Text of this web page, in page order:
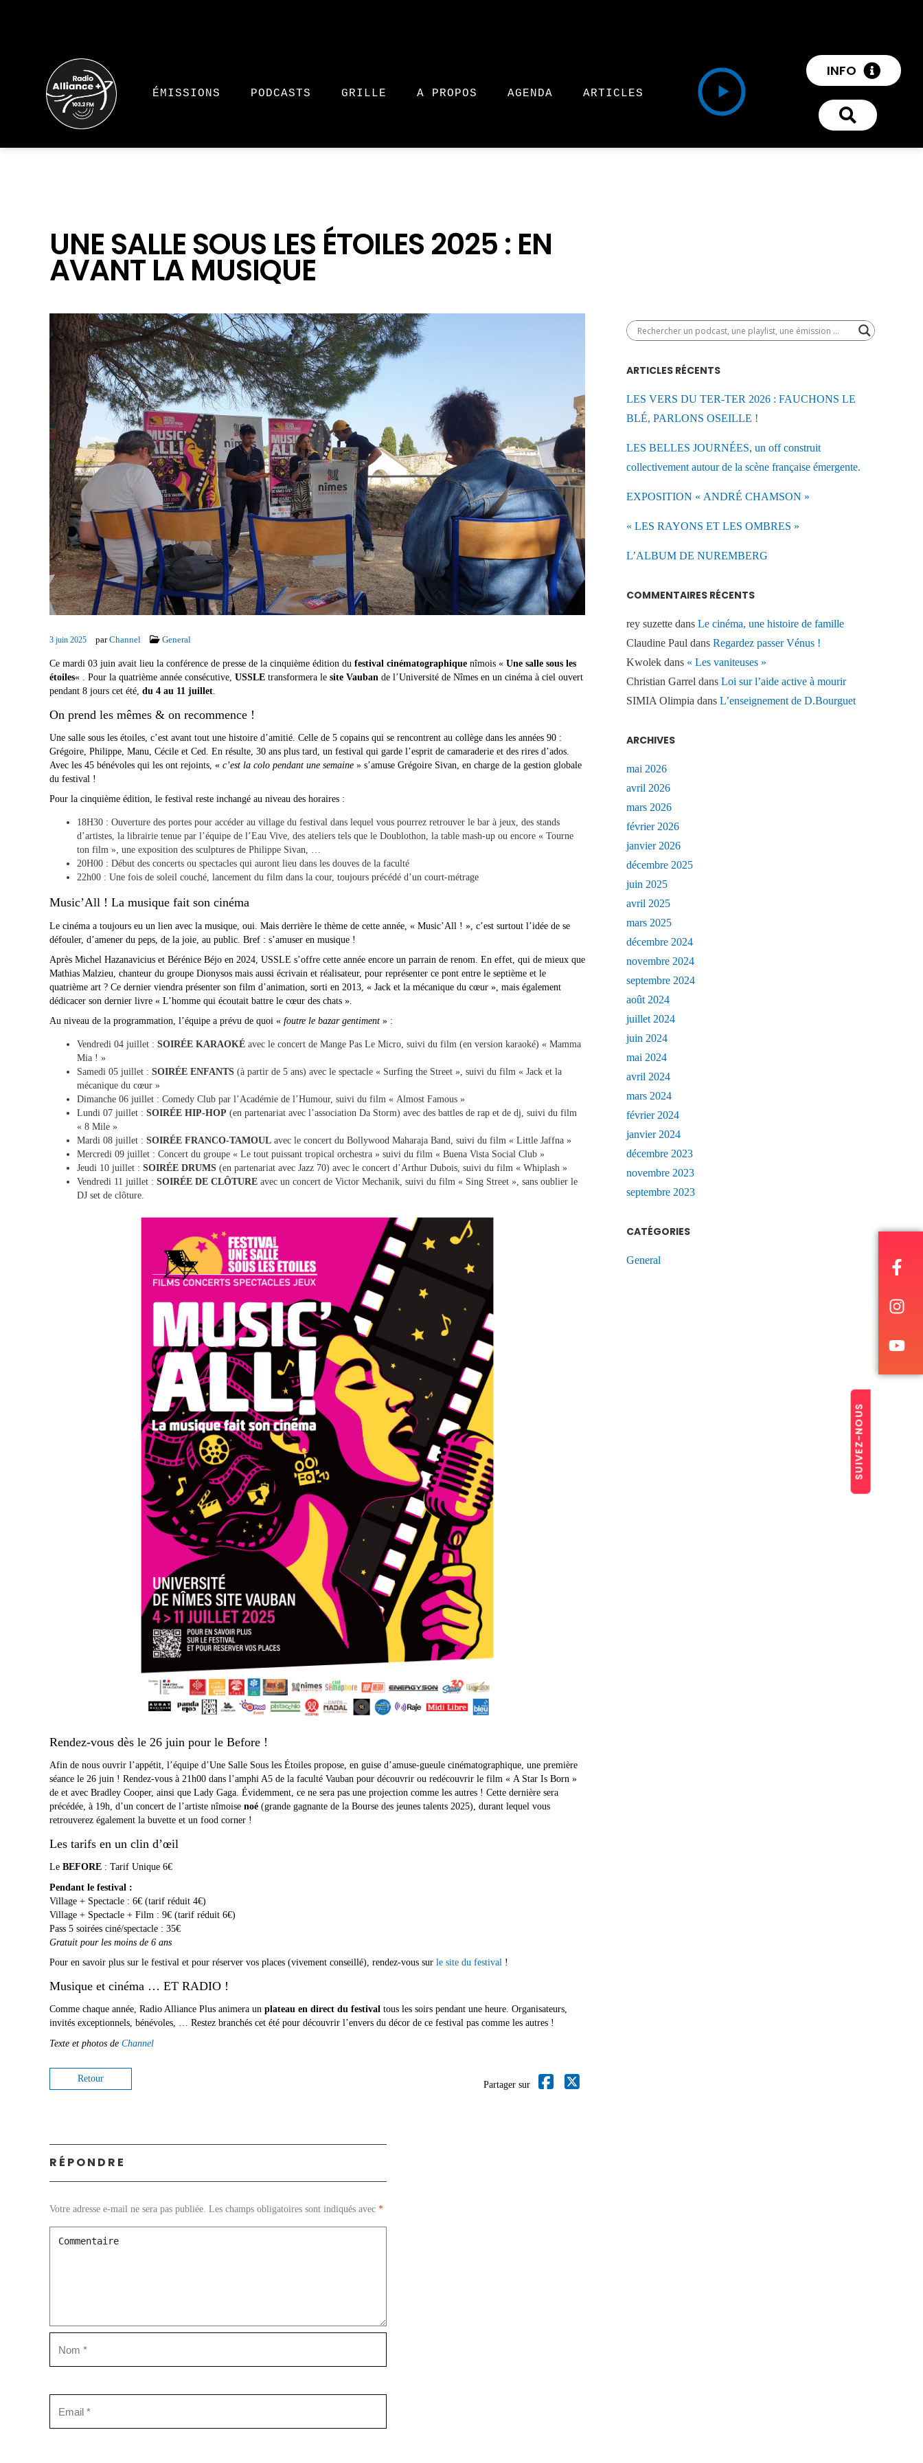
ÉMISSIONS PODCASTS GRILLE A PROPOS AGENDA ARTICLES
INFO
SUIVEZ-NOUS
UNE SALLE SOUS LES ÉTOILES 2025 : EN
AVANT LA MUSIQUE
3 juin 2025 parChannel General
Ce mardi 03 juin avait lieu la conférence de presse de la cinquième édition du festival cinématographique nîmois « Une salle sous les
étoiles« . Pour la quatrième année consécutive, USSLE transformera le site Vauban de l’Université de Nîmes en un cinéma à ciel ouvert
pendant 8 jours cet été, du 4 au 11 juillet.
On prend les mêmes & on recommence !
Une salle sous les étoiles, c’est avant tout une histoire d’amitié. Celle de 5 copains qui se rencontrent au collège dans les années 90 :
Grégoire, Philippe, Manu, Cécile et Ced. En résulte, 30 ans plus tard, un festival qui garde l’esprit de camaraderie et des rires d’ados.
Avec les 45 bénévoles qui les ont rejoints, « c’est la colo pendant une semaine » s’amuse Grégoire Sivan, en charge de la gestion globale
du festival !
Pour la cinquième édition, le festival reste inchangé au niveau des horaires :
18H30 : Ouverture des portes pour accéder au village du festival dans lequel vous pourrez retrouver le bar à jeux, des stands
d’artistes, la librairie tenue par l’équipe de l’Eau Vive, des ateliers tels que le Doublothon, la table mash-up ou encore « Tourne
ton film », une exposition des sculptures de Philippe Sivan, …
20H00 : Début des concerts ou spectacles qui auront lieu dans les douves de la faculté
22h00 : Une fois de soleil couché, lancement du film dans la cour, toujours précédé d’un court-métrage
Music’All ! La musique fait son cinéma
Le cinéma a toujours eu un lien avec la musique, oui. Mais derrière le thème de cette année, « Music’All ! », c’est surtout l’idée de se
défouler, d’amener du peps, de la joie, au public. Bref : s’amuser en musique !
Après Michel Hazanavicius et Bérénice Béjo en 2024, USSLE s’offre cette année encore un parrain de renom. En effet, qui de mieux que
Mathias Malzieu, chanteur du groupe Dionysos mais aussi écrivain et réalisateur, pour représenter ce pont entre le septième et le
quatrième art ? Ce dernier viendra présenter son film d’animation, sorti en 2013, « Jack et la mécanique du cœur », mais également
dédicacer son dernier livre « L’homme qui écoutait battre le cœur des chats ».
Au niveau de la programmation, l’équipe a prévu de quoi « foutre le bazar gentiment » :
Vendredi 04 juillet : SOIRÉE KARAOKÉ avec le concert de Mange Pas Le Micro, suivi du film (en version karaoké) « Mamma
Mia ! »
Samedi 05 juillet : SOIRÉE ENFANTS (à partir de 5 ans) avec le spectacle « Surfing the Street », suivi du film « Jack et la
mécanique du cœur »
Dimanche 06 juillet : Comedy Club par l’Académie de l’Humour, suivi du film « Almost Famous »
Lundi 07 juillet : SOIRÉE HIP-HOP (en partenariat avec l’association Da Storm) avec des battles de rap et de dj, suivi du film
« 8 Mile »
Mardi 08 juillet : SOIRÉE FRANCO-TAMOUL avec le concert du Bollywood Maharaja Band, suivi du film « Little Jaffna »
Mercredi 09 juillet : Concert du groupe « Le tout puissant tropical orchestra » suivi du film « Buena Vista Social Club »
Jeudi 10 juillet : SOIRÉE DRUMS (en partenariat avec Jazz 70) avec le concert d’Arthur Dubois, suivi du film « Whiplash »
Vendredi 11 juillet : SOIRÉE DE CLÔTURE avec un concert de Victor Mechanik, suivi du film « Sing Street », sans oublier le
DJ set de clôture.
Rendez-vous dès le 26 juin pour le Before !
Afin de nous ouvrir l’appétit, l’équipe d’Une Salle Sous les Étoiles propose, en guise d’amuse-gueule cinématographique, une première
séance le 26 juin ! Rendez-vous à 21h00 dans l’amphi A5 de la faculté Vauban pour découvrir ou redécouvrir le film « A Star Is Born »
de et avec Bradley Cooper, ainsi que Lady Gaga. Évidemment, ce ne sera pas une projection comme les autres ! Cette dernière sera
précédée, à 19h, d’un concert de l’artiste nîmoise noé (grande gagnante de la Bourse des jeunes talents 2025), durant lequel vous
retrouverez également la buvette et un food corner !
Les tarifs en un clin d’œil
Le BEFORE : Tarif Unique 6€
Pendant le festival :
Village + Spectacle : 6€ (tarif réduit 4€)
Village + Spectacle + Film : 9€ (tarif réduit 6€)
Pass 5 soirées ciné/spectacle : 35€
Gratuit pour les moins de 6 ans
Pour en savoir plus sur le festival et pour réserver vos places (vivement conseillé), rendez-vous sur le site du festival !
Musique et cinéma … ET RADIO !
Comme chaque année, Radio Alliance Plus animera un plateau en direct du festival tous les soirs pendant une heure. Organisateurs,
invités exceptionnels, bénévoles, … Restez branchés cet été pour découvrir l’envers du décor de ce festival pas comme les autres !
Texte et photos de Channel
Retour
Partager sur
RÉPONDRE
Votre adresse e-mail ne sera pas publiée. Les champs obligatoires sont indiqués avec *
ARTICLES RÉCENTS
LES VERS DU TER-TER 2026 : FAUCHONS LE
BLÉ, PARLONS OSEILLE !
LES BELLES JOURNÉES, un off construit
collectivement autour de la scène française émergente.
EXPOSITION « ANDRÉ CHAMSON »
« LES RAYONS ET LES OMBRES »
L’ALBUM DE NUREMBERG
COMMENTAIRES RÉCENTS
rey suzette dans Le cinéma, une histoire de famille
Claudine Paul dans Regardez passer Vénus !
Kwolek dans « Les vaniteuses »
Christian Garrel dans Loi sur l’aide active à mourir
SIMIA Olimpia dans L’enseignement de D.Bourguet
ARCHIVES
mai 2026
avril 2026
mars 2026
février 2026
janvier 2026
décembre 2025
juin 2025
avril 2025
mars 2025
décembre 2024
novembre 2024
septembre 2024
août 2024
juillet 2024
juin 2024
mai 2024
avril 2024
mars 2024
février 2024
janvier 2024
décembre 2023
novembre 2023
septembre 2023
CATÉGORIES
General